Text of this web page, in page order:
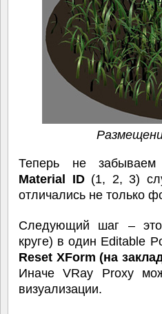
Теперь не забываем
Material ID(1, 2, 3)
отличались не только
Следующий шаг – это
круге) в один Editable
Reset XForm (на
Иначе VRay Proxy
визуализации.